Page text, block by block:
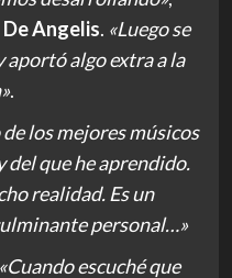
Angelis. «Luego se
algo extra a la
.
de los mejores músicos
del que he aprendido.
realidad. Es un
personal…»
«Cuando escuché que